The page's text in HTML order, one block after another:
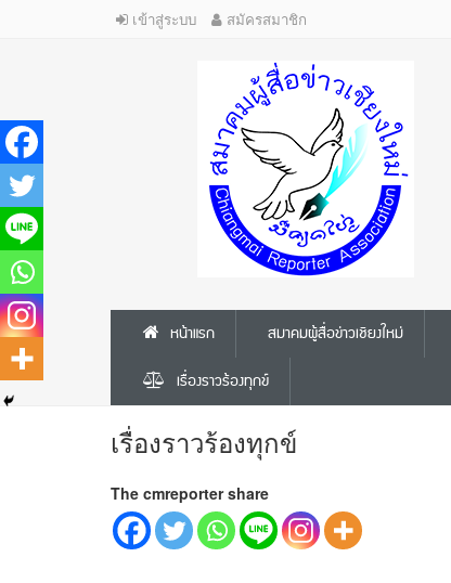
เข้าสู่ระบบ สมัครสมาชิก
หน้าแรก สมาคมผู้สื่อข่าวเชียงใหม่
เรื่องราวร้องทุกข์
เรื่องราวร้องทุกข์
The cmreporter share